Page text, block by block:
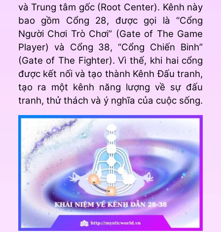
và Trung tâm gốc (Root Center). Kênh này
bao gồm Cổng 28, được gọi là “Cổng
Người Chơi Trò Chơi” (Gate of The Game
Player) và Cổng 38, “Cổng Chiến Binh”
(Gate of The Fighter). Vì thế, khi hai cổng
được kết nối và tạo thành Kênh Đấu tranh,
tạo ra một kênh năng lượng về sự đấu
tranh, thử thách và ý nghĩa của cuộc sống.